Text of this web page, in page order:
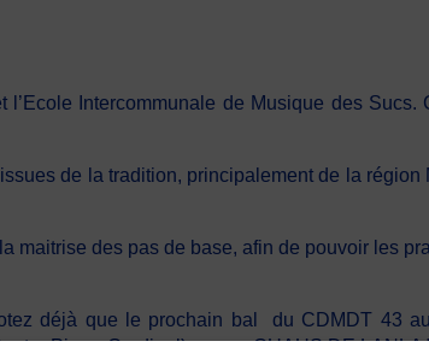
Intercommunale de Musique des
de la tradition, principalement de la
maitrise des pas de base, afin de pouvoir les
déjà que le prochain bal du CDMDT 43
Pierre Cardinal) avec « QUAUS DE LANLA